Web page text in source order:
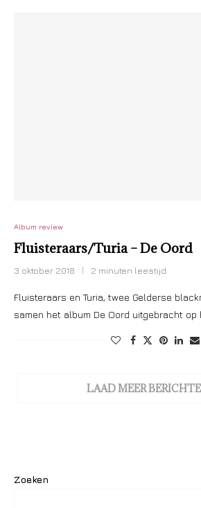
Album review
Fluisteraars/Turia – De Oord
3 oktober 2018 2 minuten leestijd
Fluisteraars en Turia, twee Gelderse
samen het album De Oord uitgebracht op
LAAD MEER
Zoeken